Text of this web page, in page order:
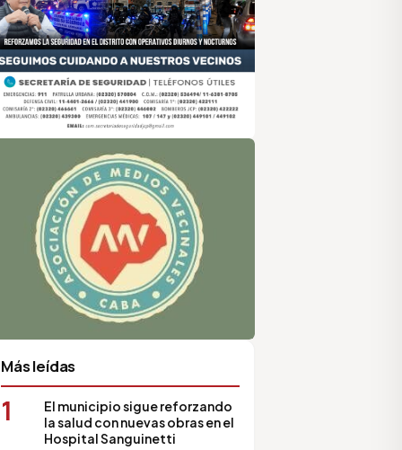
de Medios Vecinales
Más leídas
1
El municipio sigue reforzando
la salud con nuevas obras en el
Hospital Sanguinetti